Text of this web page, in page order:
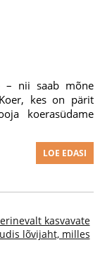
– nii saab mõne
kes on pärit
koerasüdame
LOE EDASI